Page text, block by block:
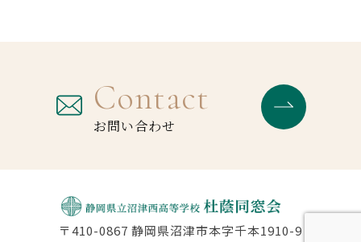
Contact
お問い合わせ
〒410-0867 静岡県沼津市本字千本1910-9